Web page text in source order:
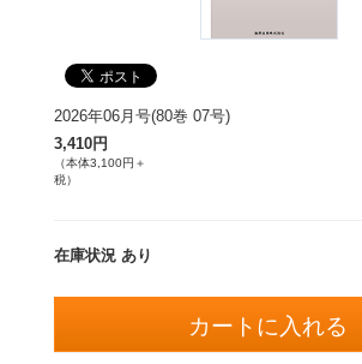
2026年06月号(80巻 07号)
3,410円
（本体3,100円＋
税）
在庫状況 あり